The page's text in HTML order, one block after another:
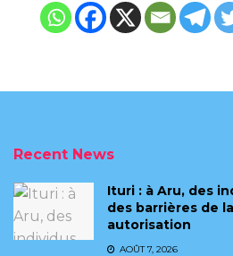
Recent News
Ituri : à Aru, des
des barrières de
autorisation
AOÛT 7, 2026